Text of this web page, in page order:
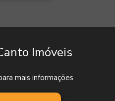
Imóveis
mais informações